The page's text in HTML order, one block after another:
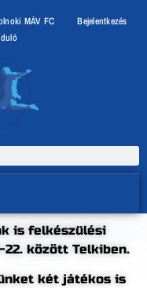
MÁV FC
Bejelentkezés
is felkészülési
között Telkiben.
két játékos is